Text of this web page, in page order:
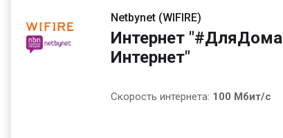
Netbynet (WIFIRE)
Интернет "#ДляДома
Интернет"
Скорость интернета: 100 Мбит/с